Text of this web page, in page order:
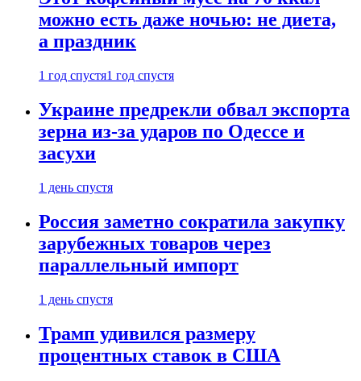
можно есть даже ночью: не диета,
а праздник
1 год спустя1 год спустя
Украине предрекли обвал экспорта
зерна из-за ударов по Одессе и
засухи
1 день спустя
Россия заметно сократила закупку
зарубежных товаров через
параллельный импорт
1 день спустя
Трамп удивился размеру
процентных ставок в США